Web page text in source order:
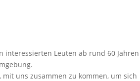
interessierten Leuten ab rund 60 Jahren
mit uns zusammen zu kommen, um sich